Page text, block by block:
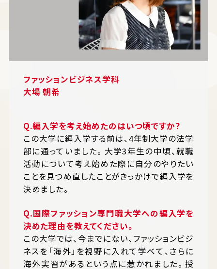
ファッションビジネス学科
大場 朝希
Q.編入学を考え始めたのはいつ頃ですか?
この大学に編入学する前は、4年制大学の法学
部に通っていました。大学3年生の中頃、就職
活動について考え始めた際に自分のやりたい
ことを見つめ直したことがきっかけで編入学を
決めました。
Q.国際ファッション専門職大学への編入学を
決めた理由を教えてください。
この大学では、今までにない、ファッションビジ
ネスを「海外」を視野に入れて学べて、さらに
海外実習があるという点に惹かれました。授